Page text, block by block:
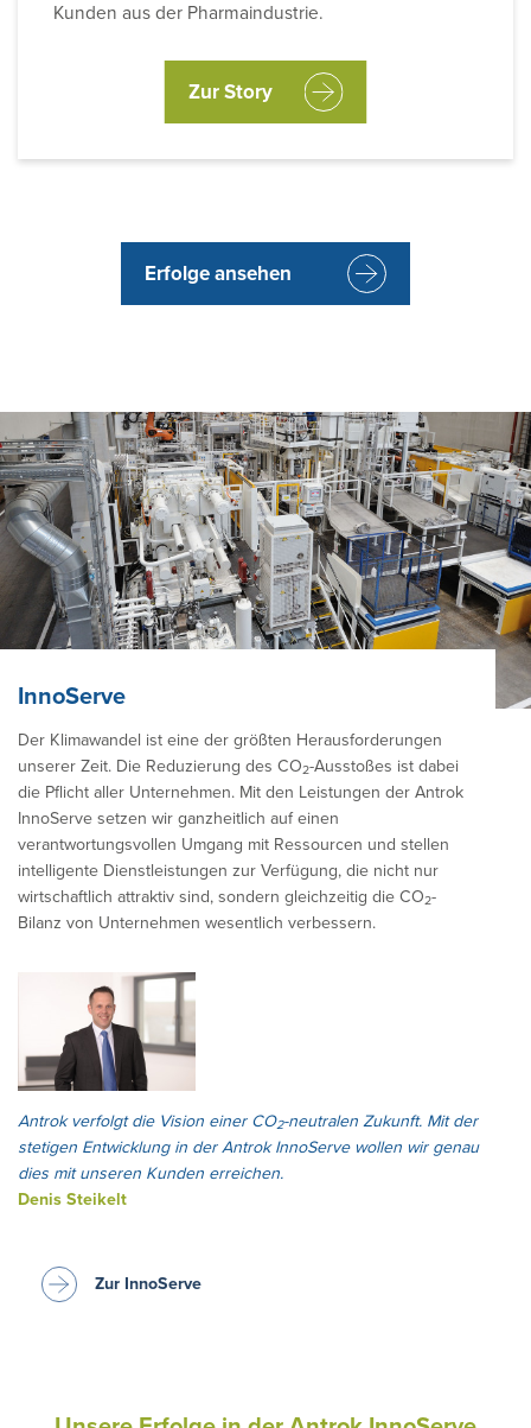
Kunden aus der Pharmaindustrie.
Zur Story
Erfolge ansehen
InnoServe
Der Klimawandel ist eine der größten Herausforderungen
unserer Zeit. Die Reduzierung des CO2-Ausstoßes ist dabei
die Pflicht aller Unternehmen. Mit den Leistungen der Antrok
InnoServe setzen wir ganzheitlich auf einen
verantwortungsvollen Umgang mit Ressourcen und stellen
intelligente Dienstleistungen zur Verfügung, die nicht nur
wirtschaftlich attraktiv sind, sondern gleichzeitig die CO2-
Bilanz von Unternehmen wesentlich verbessern.
Antrok verfolgt die Vision einer CO2-neutralen Zukunft. Mit der
stetigen Entwicklung in der Antrok InnoServe wollen wir genau
dies mit unseren Kunden erreichen.
Denis Steikelt
Zur InnoServe